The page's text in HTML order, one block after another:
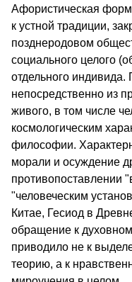
Афористическая
к устной традиции,
позднеродовом
социального целого
отдельного
непосредственно из
живого, в том числе
космологическим
философии.
морали и осуждение
противопоставлении
"человеческим
Китае, Гесиод в
обращение к
приводило не к
теорию, а к